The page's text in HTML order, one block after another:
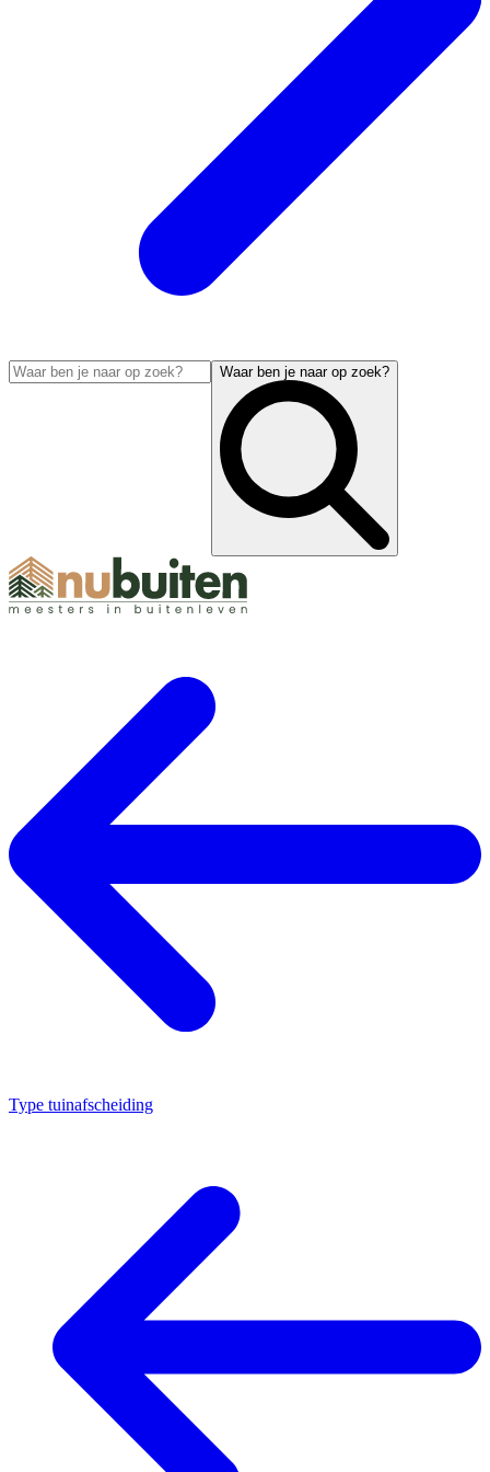
Waar ben je naar op zoek?
Type tuinafscheiding